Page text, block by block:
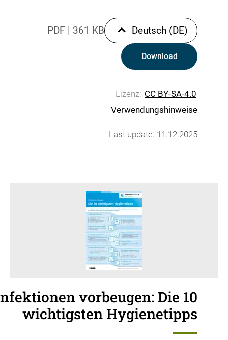
Deutsch (DE)
PDF | 361 KB
Download
Lizenz: CC BY-SA-4.0
Verwendungshinweise
Last update: 11.12.2025
vorbeugen: Die 10
wichtigsten Hygienetipps